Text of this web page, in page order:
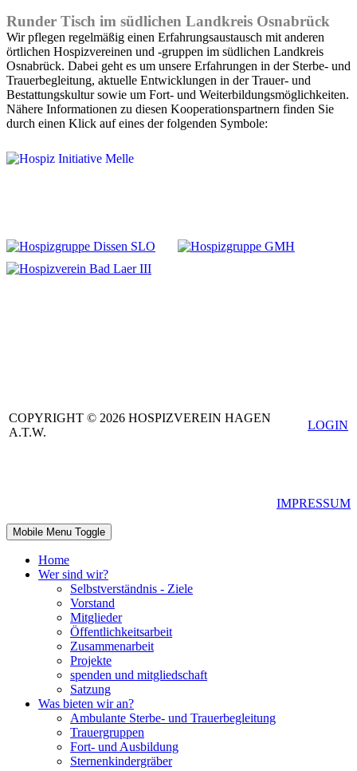
Runder Tisch im südlichen Landkreis Osnabrück
Wir pflegen regelmäßig einen Erfahrungsaustausch mit anderen
örtlichen Hospizvereinen und -gruppen im südlichen Landkreis
Osnabrück. Dabei geht es um unsere Erfahrungen in der Sterbe- und
Trauerbegleitung, aktuelle Entwicklungen in der Trauer- und
Bestattungskultur sowie um Fort- und Weiterbildungsmöglichkeiten.
Nähere Informationen zu diesen Kooperationspartnern finden Sie
durch einen Klick auf eines der folgenden Symbole:
COPYRIGHT © 2026 HOSPIZVEREIN HAGEN
A.T.W.
LOGIN
IMPRESSUM
Mobile Menu Toggle
Home
Wer sind wir?
Selbstverständnis - Ziele
Vorstand
Mitglieder
Öffentlichkeitsarbeit
Zusammenarbeit
Projekte
spenden und mitgliedschaft
Satzung
Was bieten wir an?
Ambulante Sterbe- und Trauerbegleitung
Trauergruppen
Fort- und Ausbildung
Sternenkindergräber